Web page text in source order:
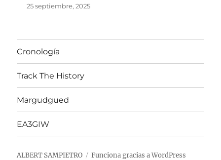
25 septiembre, 2025
Cronología
Track The History
Margudgued
EA3GIW
ALBERT SAMPIETRO Funciona gracias a WordPress